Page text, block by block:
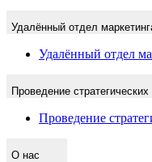
Удалённый отдел
Удалённый отдел
Проведение
Проведение
О нас